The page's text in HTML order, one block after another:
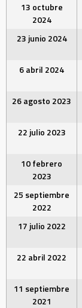
13 octubre
2024
23 junio 2024
6 abril 2024
26 agosto 2023
22 julio 2023
10 febrero
2023
25 septiembre
2022
17 julio 2022
22 abril 2022
11 septiembre
2021